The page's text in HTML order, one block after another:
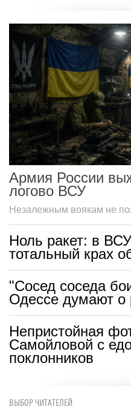
Армия России
логово ВСУ
Незалежным воякам не
Ноль ракет: в
тотальный крах
"Сосед соседа
Одессе думают о
Непристойная
Самойловой с
поклонников
ВЫБОР ЧИТАТЕЛЕЙ